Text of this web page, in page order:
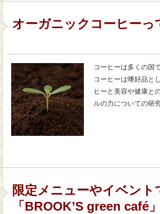
オーガニックコーヒーっ
コーヒーは多くの国
コーヒーは嗜好品と
ヒーと美容や健康と
ルの力についての研
限定メニューやイベン
「BROOK’S green café」